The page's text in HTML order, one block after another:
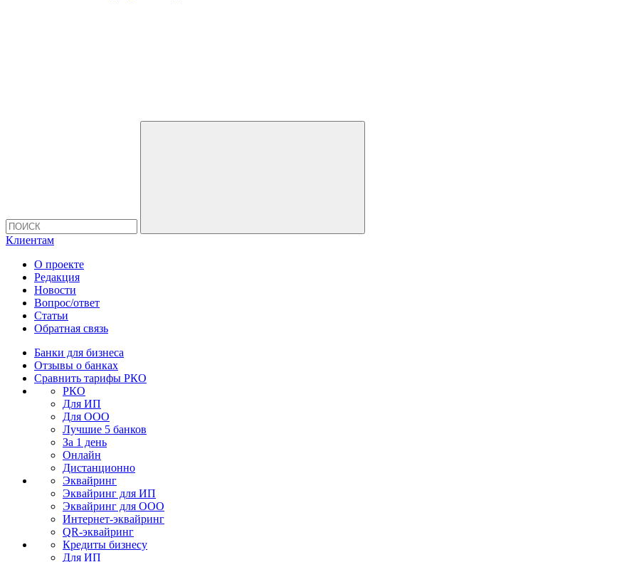
Клиентам
О проекте
Редакция
Новости
Вопрос/ответ
Статьи
Обратная связь
Банки для бизнеса
Отзывы о банках
Сравнить тарифы РКО
РКО
Для ИП
Для ООО
Лучшие 5 банков
За 1 день
Онлайн
Дистанционно
Эквайринг
Эквайринг для ИП
Эквайринг для ООО
Интернет-эквайринг
QR-эквайринг
Кредиты бизнесу
Для ИП